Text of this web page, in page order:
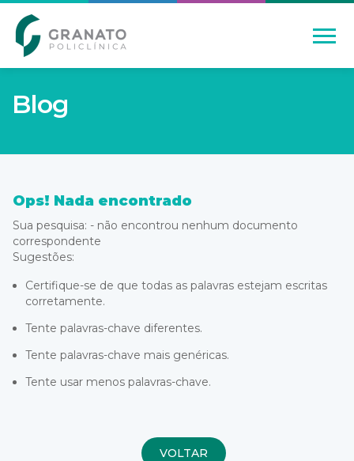
Blog
Ops! Nada encontrado
Sua pesquisa: - não encontrou nenhum documento
correspondente
Sugestões:
Certifique-se de que todas as palavras estejam escritas
corretamente.
Tente palavras-chave diferentes.
Tente palavras-chave mais genéricas.
Tente usar menos palavras-chave.
VOLTAR